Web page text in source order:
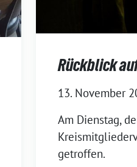
Rückblick
13. November
Am Dienstag,
getroffen.